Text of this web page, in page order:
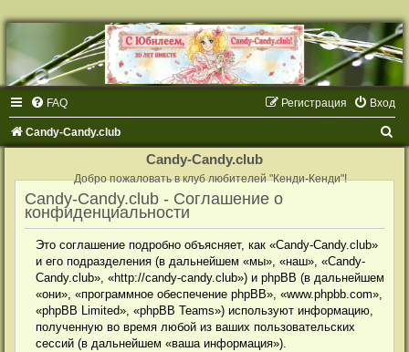
FAQ Вход
Регистрация
Candy-Candy.club
Candy-Candy.club
Добро пожаловать в клуб любителей "Кенди-Кенди"!
Candy-Candy.club - Соглашение о
конфиденциальности
Это соглашение подробно объясняет, как «Candy-Candy.club»
и его подразделения (в дальнейшем «мы», «наш», «Candy-
Candy.club», «http://candy-candy.club») и phpBB (в дальнейшем
«они», «программное обеспечение phpBB», «www.phpbb.com»,
«phpBB Limited», «phpBB Teams») используют информацию,
полученную во время любой из ваших пользовательских
сессий (в дальнейшем «ваша информация»).